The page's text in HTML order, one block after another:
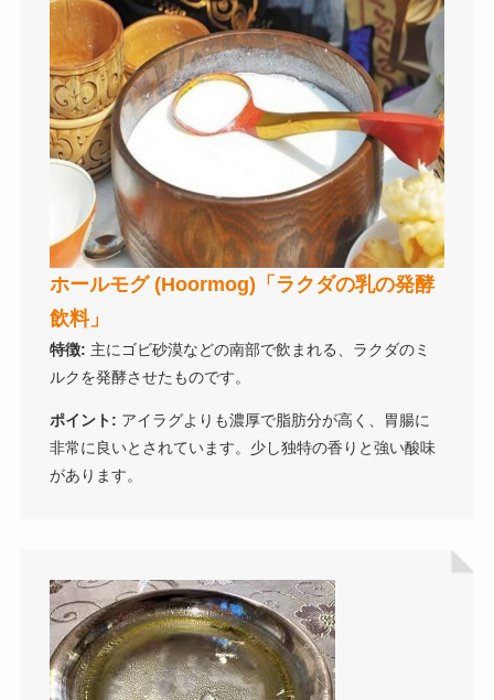
ホールモグ (Hoormog)「ラクダの乳の発酵
飲料」
特徴: 主にゴビ砂漠などの南部で飲まれる、ラクダのミ
ルクを発酵させたものです。
ポイント: アイラグよりも濃厚で脂肪分が高く、胃腸に
非常に良いとされています。少し独特の香りと強い酸味
があります。